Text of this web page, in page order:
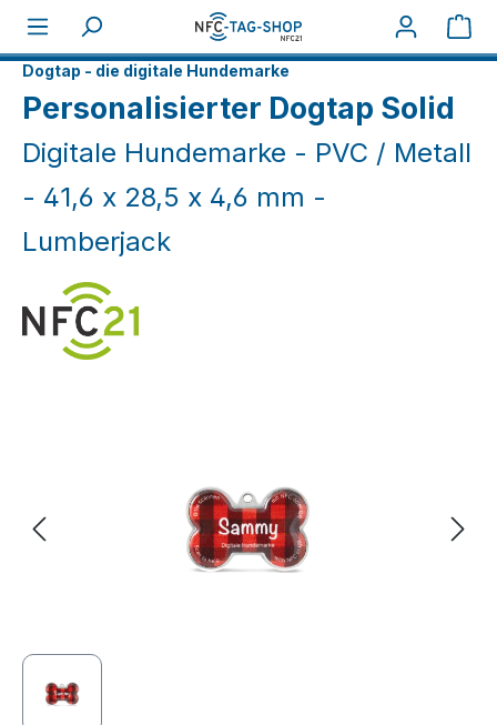
Zum Hauptinhalt springen
Dogtap - die digitale Hundemarke
Personalisierter Dogtap Solid
Digitale Hundemarke - PVC / Metall
- 41,6 x 28,5 x 4,6 mm -
Lumberjack